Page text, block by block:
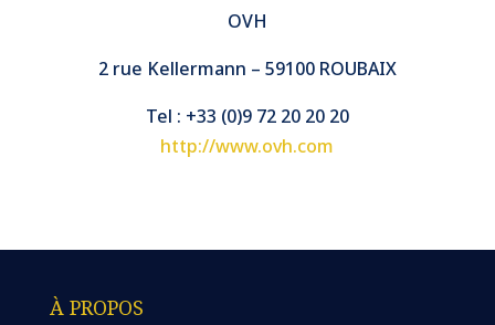
OVH
2 rue Kellermann – 59100 ROUBAIX
Tel : +33 (0)9 72 20 20 20
http://www.ovh.com
À PROPOS